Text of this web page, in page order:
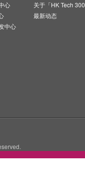
心
中心
关于「HK Tech
最新动态